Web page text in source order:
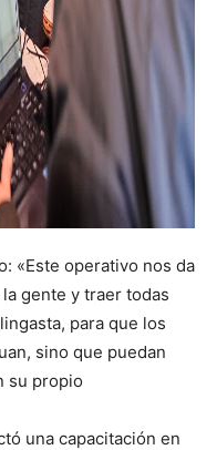
«Este operativo nos da
gente y traer todas
para que los
sino que puedan
su propio
una capacitación en